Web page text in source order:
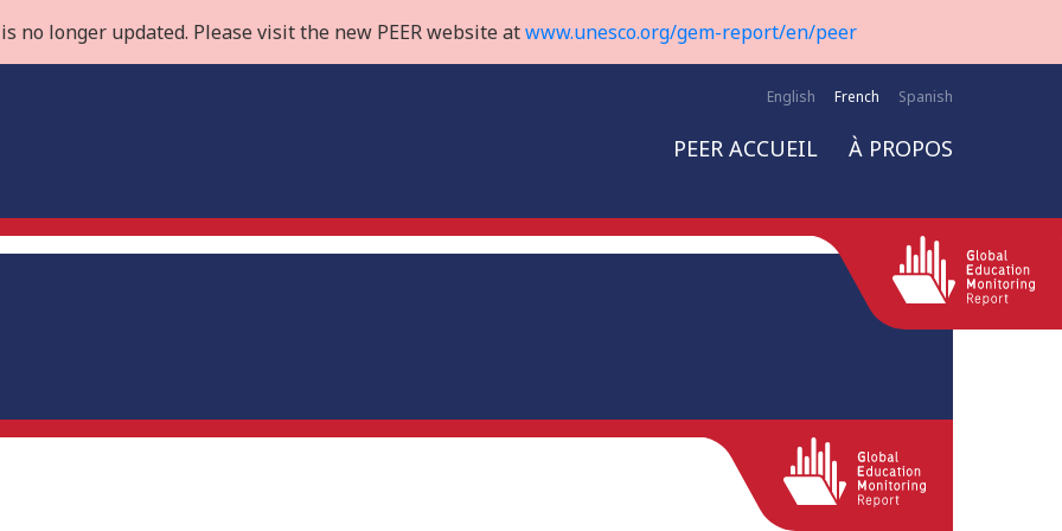
no longer updated. Please visit the new PEER website atwww.unesco.org/gem-report/en/peer
English French Spanish
PEER ACCUEIL À PROPOS